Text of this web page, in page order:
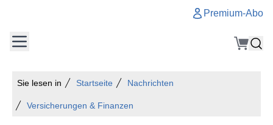
Premium-Abo
Sie lesen in Startseite Nachrichten
Versicherungen & Finanzen